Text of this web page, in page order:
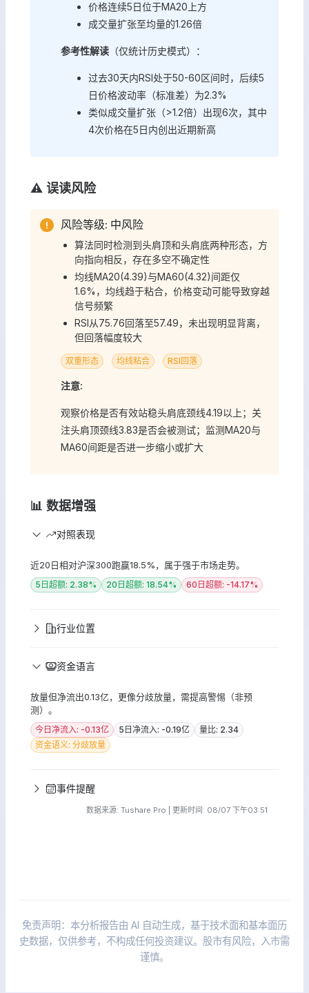
价格连续5日位于MA20上方
成交量扩张至均量的1.26倍
参考性解读 （仅统计历史模式）：
过去30天内RSI处于50-60区间时，后续5
日价格波动率（标准差）为2.3%
类似成交量扩张（>1.2倍）出现6次，其中
4次价格在5日内创出近期新高
⚠️ 误读风险
风险等级: 中风险
算法同时检测到头肩顶和头肩底两种形态，方
向指向相反，存在多空不确定性
均线MA20(4.39)与MA60(4.32)间距仅
1.6%，均线趋于粘合，价格变动可能导致穿越
信号频繁
RSI从75.76回落至57.49，未出现明显背离，
但回落幅度较大
双重形态 均线粘合 RSI回落
注意:
观察价格是否有效站稳头肩底颈线4.19以上；关
注头肩顶颈线3.83是否会被测试；监测MA20与
MA60间距是否进一步缩小或扩大
📊 数据增强
对照表现
近20日相对沪深300跑赢18.5%，属于强于市场走势。
5日超额: 2.38% 20日超额: 18.54% 60日超额: -14.17%
行业位置
资金语言
放量但净流出0.13亿，更像分歧放量，需提高警惕（非预
测）。
今日净流入: -0.13亿 5日净流入: -0.19亿
量比: 2.34
资金语义: 分歧放量
事件提醒
数据来源: Tushare Pro | 更新时间: 08/07 下午03:51
免责声明：本分析报告由 AI 自动生成，基于技术面和基本面历
史数据，仅供参考，不构成任何投资建议。股市有风险，入市需
谨慎。